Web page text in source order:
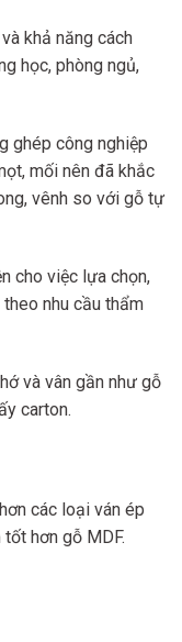
khả năng cách
học, phòng ngủ,
ghép công nghiệp
mối nên đã khắc
vênh so với gỗ tự
cho việc lựa chọn,
nhu cầu thẩm
và vân gần như gỗ
carton.
các loại ván ép
hơn gỗ MDF.